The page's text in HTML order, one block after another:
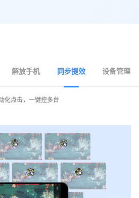
解放手机 同步提效 设备管理
化点击，一键控多台